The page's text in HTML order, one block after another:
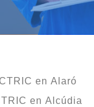
en Alaró
en Alcúdia